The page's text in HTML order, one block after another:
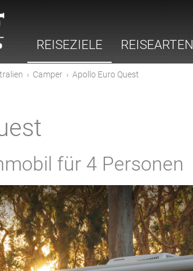
REISEZIELE REISEARTEN
› Camper › Apollo Euro Quest
für 4 Personen